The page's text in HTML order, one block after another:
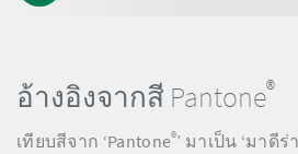
อ้างอิงจากสี Pantone®
เทียบสีจาก ‘Pantone®’ มาเป็น ‘มาดีร่า